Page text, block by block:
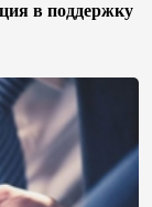
в поддержку